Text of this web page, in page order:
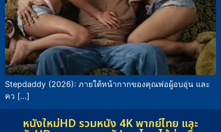
Stepdaddy (2026): ภายใต้หน้ากากของคุณพ่อผู้อบอุ่น และ
คว […]
หนังใหม่HD รวมหนัง 4K พากย์ไทย และ